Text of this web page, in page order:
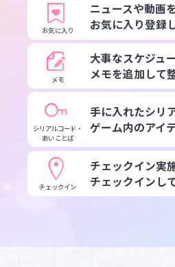
お気に入り
ニュースや動画を
お気に入り登録
メモ
大事なスケジュ
メモを追加して
シリアルコード・
あいことば
手に入れたシリ
ゲーム内のアイ
チェックイン
チェックイン実
チェックインし